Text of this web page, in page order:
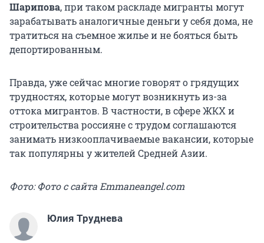
Шарипова, при таком раскладе мигранты могут
зарабатывать аналогичные деньги у себя дома, не
тратиться на съемное жилье и не бояться быть
депортированным.
Правда, уже сейчас многие говорят о грядущих
трудностях, которые могут возникнуть из-за
оттока мигрантов. В частности, в сфере ЖКХ и
строительства россияне с трудом соглашаются
занимать низкооплачиваемые вакансии, которые
так популярны у жителей Средней Азии.
Фото: Фото с сайта Emmaneangel.com
Юлия Труднева